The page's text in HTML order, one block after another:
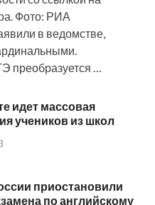
Фото: РИА
в ведомстве,
преобразуется …
идет массовая
учеников из школ
приостановили
по английскому